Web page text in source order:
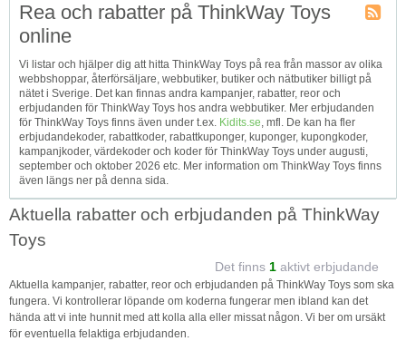
RSS
Rea och rabatter på ThinkWay Toys
online
Vi listar och hjälper dig att hitta ThinkWay Toys på rea från massor av olika
webbshoppar, återförsäljare, webbutiker, butiker och nätbutiker billigt på
nätet i Sverige. Det kan finnas andra kampanjer, rabatter, reor och
erbjudanden för ThinkWay Toys hos andra webbutiker. Mer erbjudanden
för ThinkWay Toys finns även under t.ex. Kidits.se, mfl. De kan ha fler
erbjudandekoder, rabattkoder, rabattkuponger, kuponger, kupongkoder,
kampanjkoder, värdekoder och koder för ThinkWay Toys under augusti,
september och oktober 2026 etc. Mer information om ThinkWay Toys finns
även längs ner på denna sida.
Aktuella rabatter och erbjudanden på ThinkWay
Toys
Det finns 1 aktivt erbjudande
Aktuella kampanjer, rabatter, reor och erbjudanden på ThinkWay Toys som ska
fungera. Vi kontrollerar löpande om koderna fungerar men ibland kan det
hända att vi inte hunnit med att kolla alla eller missat någon. Vi ber om ursäkt
för eventuella felaktiga erbjudanden.